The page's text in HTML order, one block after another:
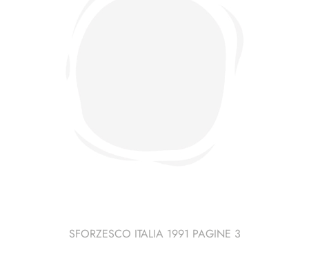
SFORZESCO ITALIA 1991 PAGINE 3